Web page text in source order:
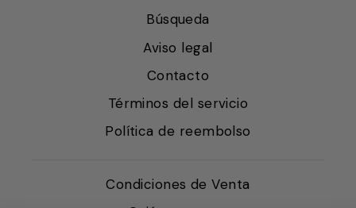
Búsqueda
Aviso legal
Contacto
Términos del servicio
Política de reembolso
Condiciones de Venta